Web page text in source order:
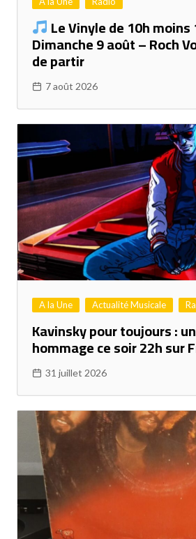
Le Vinyle de 10h moins
Dimanche 9 août – Roch
de partir
7 août 2026
A la Une Actualité Musicale
Kavinsky pour toujours :
hommage ce soir 22h sur
31 juillet 2026